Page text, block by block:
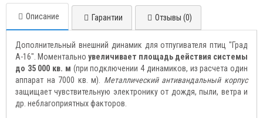
Описание Гарантии Отзывы (0)
Дополнительный внешний динамик для отпугивателя птиц "Град
А-16". Моментально увеличивает площадь действия системы
до 35 000 кв. м (при подключении 4 динамиков, из расчета один
аппарат на 7000 кв. м). Металлический антивандальный корпус
защищает чувствительную электронику от дождя, пыли, ветра и
др. неблагоприятных факторов.